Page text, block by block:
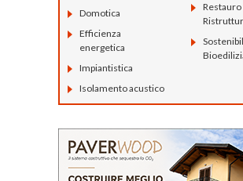
Domotica
Efficienza
energetica
Impiantistica
Isolamento acustico
Restauro